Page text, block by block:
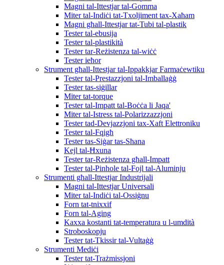
Magni tal-Ittestjar tal-Gomma
Miter tal-Indiċi tat-Txoljiment tax-Xaħam
Magni għall-Ittestjar tat-Tubi tal-plastik
Tester tal-ebusija
Tester tal-plastikità
Tester tar-Reżistenza tal-wiċċ
Tester ieħor
Strument għall-Ittestjar tal-Ippakkjar Farmaċewtiku
Tester tal-Prestazzjoni tal-Imballaġġ
Tester tas-siġillar
Miter tat-torque
Tester tal-Impatt tal-Boċċa li Jaqa'
Miter tal-Istress tal-Polarizzazzjoni
Tester tad-Devjazzjoni tax-Xaft Elettroniku
Tester tal-Fqigħ
Tester tas-Siġar tas-Sħana
Kejl tal-Ħxuna
Tester tar-Reżistenza għall-Impatt
Tester tal-Pinhole tal-Fojl tal-Aluminju
Strumenti għall-Ittestjar Industrijali
Magni tal-Ittestjar Universali
Miter tal-Indiċi tal-Ossiġnu
Forn tat-tnixxif
Forn tal-Aging
Kaxxa kostanti tat-temperatura u l-umdità
Stroboskopju
Tester tat-Tkissir tal-Vultaġġ
Strumenti Mediċi
Tester tat-Trażmissjoni